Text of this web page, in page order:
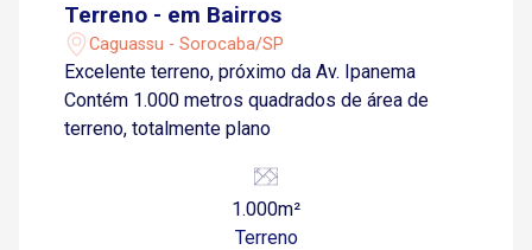
Terreno - em Bairros
Caguassu - Sorocaba/SP
Excelente terreno, próximo da Av. Ipanema
Contém 1.000 metros quadrados de área de
terreno, totalmente plano
1.000m²
Terreno